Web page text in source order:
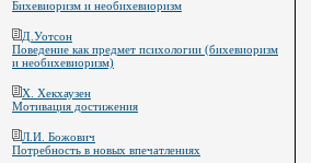
Бихевиоризм и необихевиоризм
Д.Уотсон
Поведение как предмет психологии (бихевиоризм
и необихевиоризм)
Х. Хекхаузен
Мотивация достижения
Л.И. Божович
Потребность в новых впечатлениях